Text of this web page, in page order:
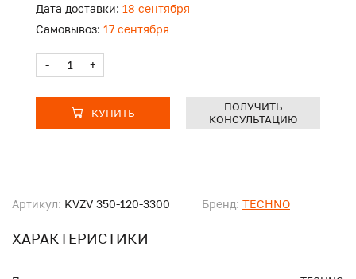
Артикул: KVZV 350-120-3300 Бренд: TECHNO
ХАРАКТЕРИСТИКИ
Дата доставки: 18 сентября
Самовывоз: 17 сентября
- +
КУПИТЬ
ПОЛУЧИТЬ
КОНСУЛЬТАЦИЮ